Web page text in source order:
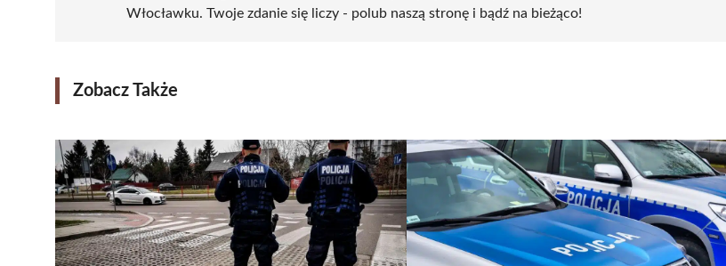
Włocławku. Twoje zdanie się liczy - polub naszą stronę i bądź na bieżąco!
Zobacz Także